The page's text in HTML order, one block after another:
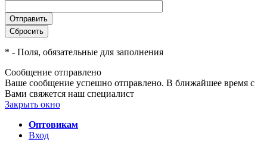
* - Поля, обязательные для заполнения
Сообщение отправлено
Ваше сообщение успешно отправлено. В ближайшее время с
Вами свяжется наш специалист
Закрыть окно
Оптовикам
Вход